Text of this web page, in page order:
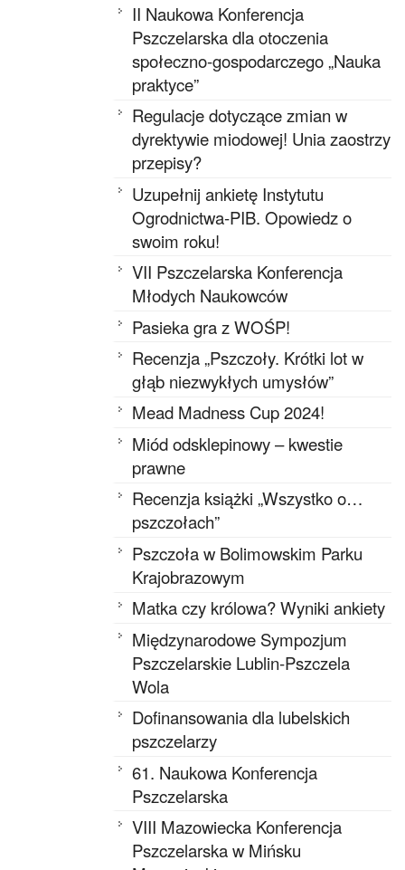
II Naukowa Konferencja
Pszczelarska dla otoczenia
społeczno-gospodarczego „Nauka
praktyce”
Regulacje dotyczące zmian w
dyrektywie miodowej! Unia zaostrzy
przepisy?
Uzupełnij ankietę Instytutu
Ogrodnictwa-PIB. Opowiedz o
swoim roku!
VII Pszczelarska Konferencja
Młodych Naukowców
Pasieka gra z WOŚP!
Recenzja „Pszczoły. Krótki lot w
głąb niezwykłych umysłów”
Mead Madness Cup 2024!
Miód odsklepinowy – kwestie
prawne
Recenzja książki „Wszystko o…
pszczołach”
Pszczoła w Bolimowskim Parku
Krajobrazowym
Matka czy królowa? Wyniki ankiety
Międzynarodowe Sympozjum
Pszczelarskie Lublin-Pszczela
Wola
Dofinansowania dla lubelskich
pszczelarzy
61. Naukowa Konferencja
Pszczelarska
VIII Mazowiecka Konferencja
Pszczelarska w Mińsku